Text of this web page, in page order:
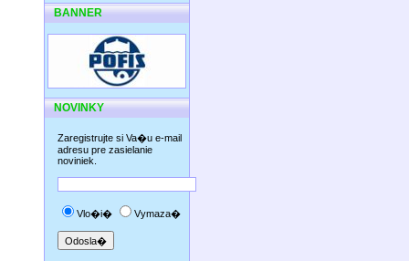
BANNER
NOVINKY
Zaregistrujte si Va�u e-mail
adresu pre zasielanie
noviniek.
Vlo�i� Vymaza�